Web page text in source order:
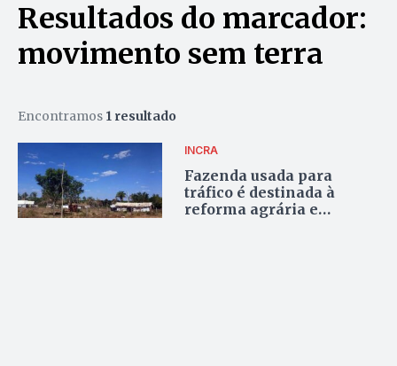
Resultados do marcador:
movimento sem terra
Encontramos 1 resultado
INCRA
Fazenda usada para
tráfico é destinada à
reforma agrária e